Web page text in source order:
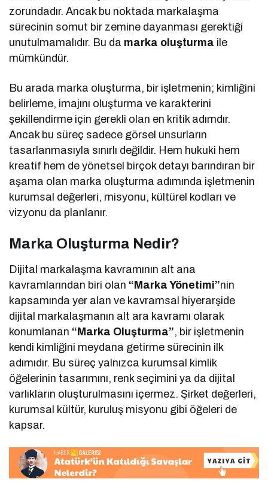
zorundadır. Ancak bu noktada markalaşma
sürecinin somut bir zemine dayanması gerektiği
unutulmamalıdır. Bu da marka oluşturma ile
mümkündür.
Bu arada marka oluşturma, bir işletmenin; kimliğini
belirleme, imajını oluşturma ve karakterini
şekillendirme için gerekli olan en kritik adımdır.
Ancak bu süreç sadece görsel unsurların
tasarlanmasıyla sınırlı değildir. Hem hukuki hem
kreatif hem de yönetsel birçok detayı barındıran bir
aşama olan marka oluşturma adımında işletmenin
kurumsal değerleri, misyonu, kültürel kodları ve
vizyonu da planlanır.
Marka Oluşturma Nedir?
Dijital markalaşma kavramının alt ana
kavramlarından biri olan “Marka Yönetimi”nin
kapsamında yer alan ve kavramsal hiyerarşide
dijital markalaşmanın alt ara kavramı olarak
konumlanan “Marka Oluşturma”, bir işletmenin
kendi kimliğini meydana getirme sürecinin ilk
adımıdır. Bu süreç yalnızca kurumsal kimlik
öğelerinin tasarımını, renk seçimini ya da dijital
varlıkların oluşturulmasını içermez. Şirket değerleri,
kurumsal kültür, kuruluş misyonu gibi öğeleri de
kapsar.